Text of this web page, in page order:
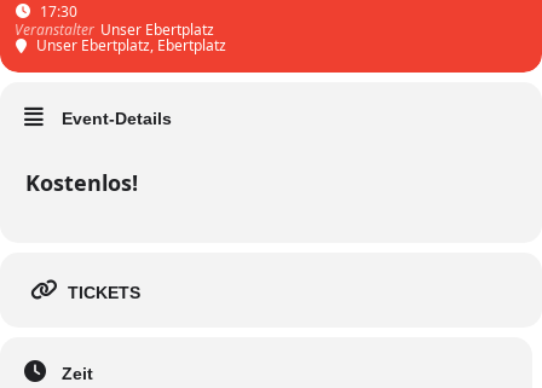
17:30
Veranstalter Unser Ebertplatz
Unser Ebertplatz, Ebertplatz
Event-Details
Kostenlos!
TICKETS
Zeit